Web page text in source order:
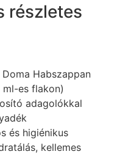
részletes
Doma Habszappan
ml-es flakon)
adagolókkal
és higiénikus
kellemes